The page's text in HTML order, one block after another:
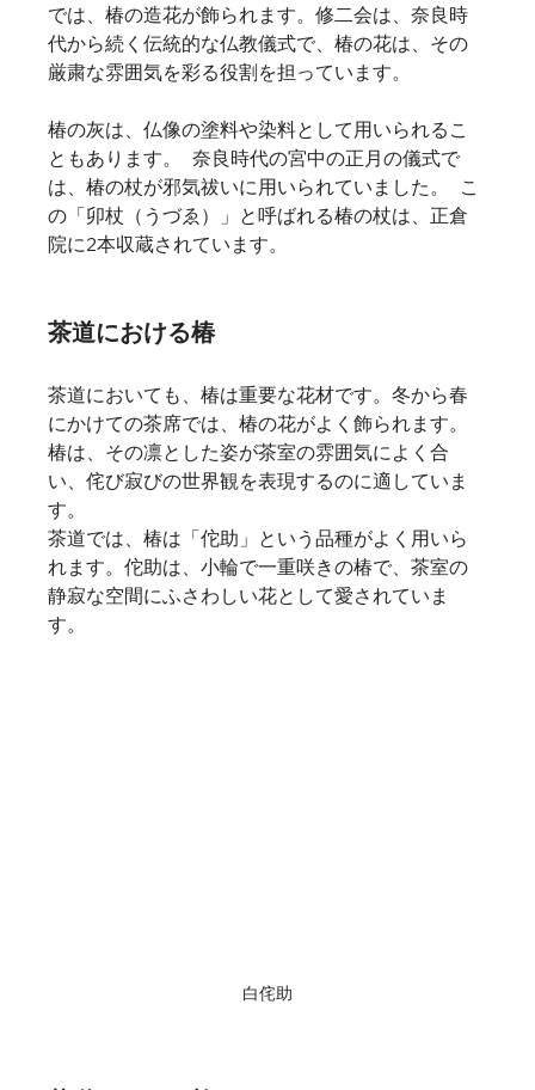
では、椿の造花が飾られます。修二会は、奈良時
代から続く伝統的な仏教儀式で、椿の花は、その
厳粛な雰囲気を彩る役割を担っています。
椿の灰は、仏像の塗料や染料として用いられるこ
ともあります。   奈良時代の宮中の正月の儀式で
は、椿の杖が邪気祓いに用いられていました。   こ
の「卯杖（うづゑ）」と呼ばれる椿の杖は、正倉
院に2本収蔵されています。
茶道における椿
茶道においても、椿は重要な花材です。冬から春
にかけての茶席では、椿の花がよく飾られます。
椿は、その凛とした姿が茶室の雰囲気によく合
い、侘び寂びの世界観を表現するのに適していま
す。
茶道では、椿は「佗助」という品種がよく用いら
れます。佗助は、小輪で一重咲きの椿で、茶室の
静寂な空間にふさわしい花として愛されていま
す。
白侘助